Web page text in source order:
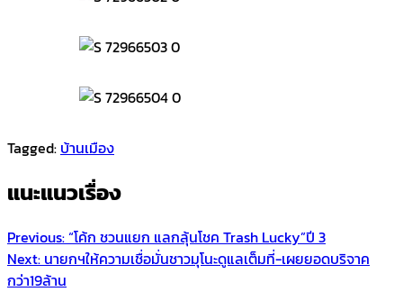
Tagged: บ้านเมือง
แนะแนวเรื่อง
Previous:“โค้ก ชวนแยก แลกลุ้นโชค Trash Lucky”ปี 3
Next: นายกฯให้ความเชื่อมั่นชาวมุโนะดูแลเต็มที่-เผยยอดบริจาค
กว่า19ล้าน